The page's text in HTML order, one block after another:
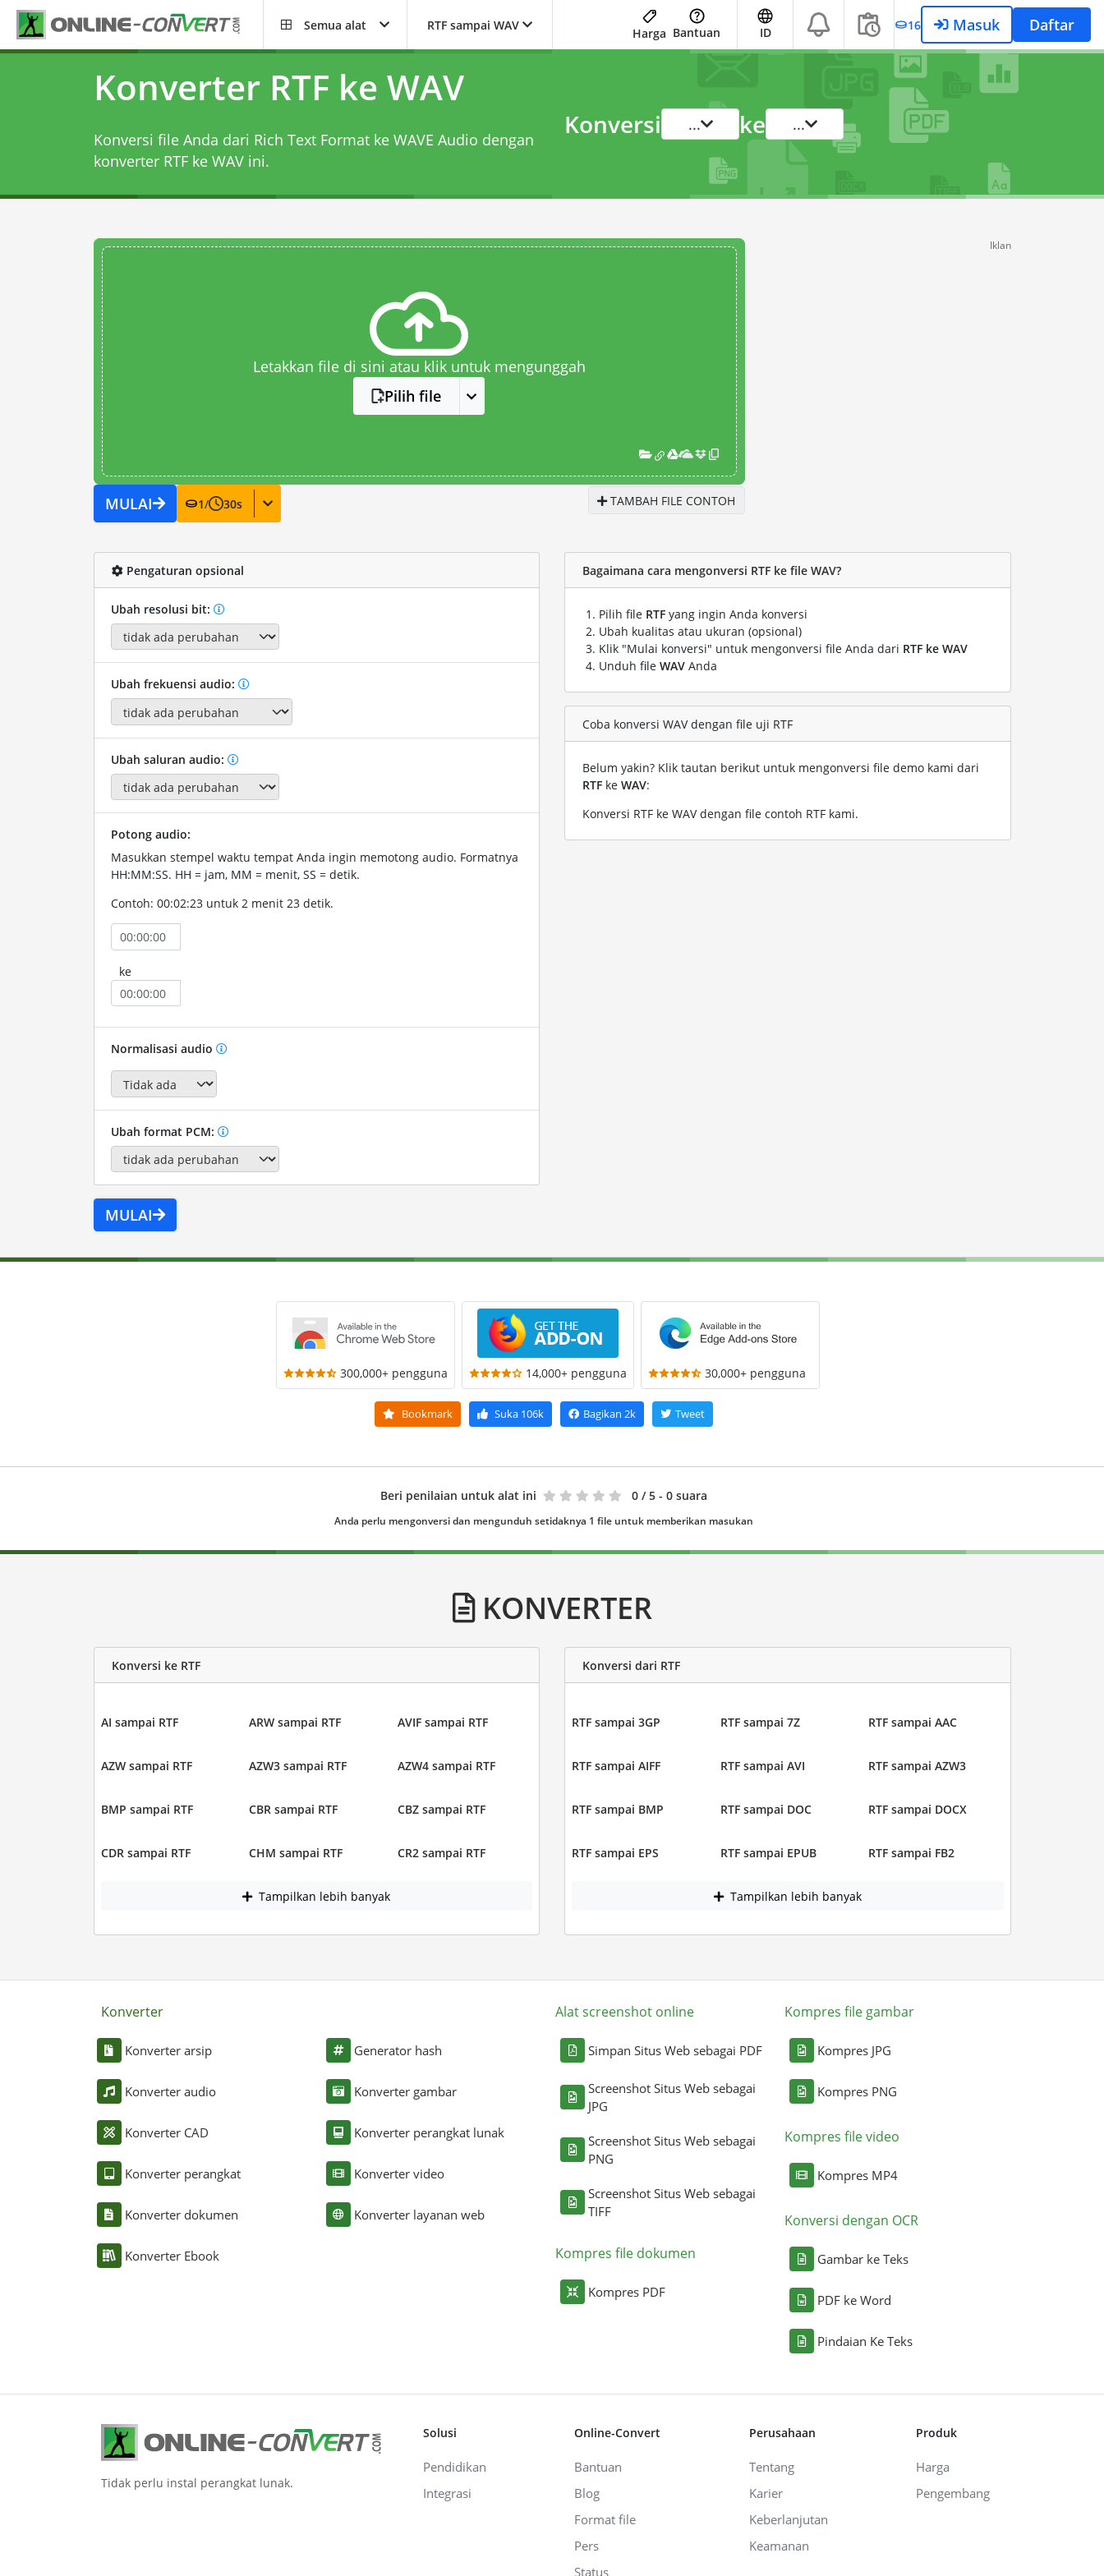
Semua alat RTF sampai WAV
Harga Bantuan ID 16 Masuk Daftar
Konverter RTF ke WAV
Konversi file Anda dari Rich Text Format ke WAVE Audio dengan
konverter RTF ke WAVini.
Konversi ... ke ...
Letakkan file di sini atau klik untuk mengunggah
Pilih file
MULAI 1/ 30s TAMBAH FILE CONTOH
Iklan
Pengaturan opsional
Ubah resolusi bit:
Ubah frekuensi audio:
Ubah saluran audio:
Potong audio:
Masukkan stempel waktu tempat Anda ingin memotong audio. Formatnya
HH:MM:SS. HH = jam, MM = menit, SS = detik.
Contoh: 00:02:23 untuk 2 menit 23 detik.
ke
Normalisasi audio
Ubah format PCM:
MULAI
Bagaimana cara mengonversi RTF ke file WAV?
Pilih file RTF yang ingin Anda konversi
Ubah kualitas atau ukuran (opsional)
Klik "Mulai konversi" untuk mengonversi file Anda dari RTF ke WAV
Unduh file WAV Anda
Coba konversi WAV dengan file uji RTF
Belum yakin? Klik tautan berikut untuk mengonversi file demo kami dari
RTF ke WAV:
Konversi RTF ke WAV dengan file contoh RTF kami.
300,000+ pengguna 14,000+ pengguna 30,000+ pengguna
Bookmark Suka 106k Bagikan 2k Tweet
Beri penilaian untuk alat ini 0 / 5 - 0 suara
Anda perlu mengonversi dan mengunduh setidaknya 1 file untuk memberikan masukan
KONVERTER
Konversi ke RTF
AI sampai RTF ARW sampai RTF AVIF sampai RTF
AZW sampai RTF AZW3 sampai RTF AZW4 sampai RTF
BMP sampai RTF CBR sampai RTF CBZ sampai RTF
CDR sampai RTF CHM sampai RTF CR2 sampai RTF
Tampilkan lebih banyak
Konversi dari RTF
RTF sampai 3GP RTF sampai 7Z RTF sampai AAC
RTF sampai AIFF RTF sampai AVI RTF sampai AZW3
RTF sampai BMP RTF sampai DOC RTF sampai DOCX
RTF sampai EPS RTF sampai EPUB RTF sampai FB2
Tampilkan lebih banyak
Konverter
Konverter arsip
Konverter audio
Konverter CAD
Konverter perangkat
Konverter dokumen
Konverter Ebook
Generator hash
Konverter gambar
Konverter perangkat lunak
Konverter video
Konverter layanan web
Alat screenshot online
Simpan Situs Web sebagai PDF
Screenshot Situs Web sebagai
JPG
Screenshot Situs Web sebagai
PNG
Screenshot Situs Web sebagai
TIFF
Kompres file dokumen
Kompres PDF
Kompres file gambar
Kompres JPG
Kompres PNG
Kompres file video
Kompres MP4
Konversi dengan OCR
Gambar ke Teks
PDF ke Word
Pindaian Ke Teks
Tidak perlu instal perangkat lunak.
Solusi
Pendidikan
Integrasi
Online-Convert
Bantuan
Blog
Format file
Pers
Status
Perusahaan
Tentang
Karier
Keberlanjutan
Keamanan
Produk
Harga
Pengembang